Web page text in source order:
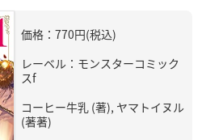
価格：770円(税込)
レーベル：モンスターコミック
スf
コーヒー牛乳 (著), ヤマトイヌル
(著著)